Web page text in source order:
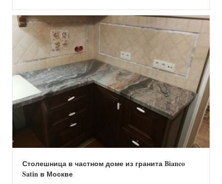
Столешница в частном доме из гранита Bianco
Satin в Москве